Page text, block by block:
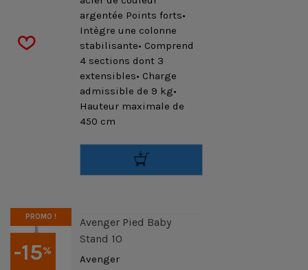
argentée Points forts•
Intègre une colonne
stabilisante• Comprend
4 sections dont 3
extensibles• Charge
admissible de 9 kg•
Hauteur maximale de
450 cm
-15%
PROMO !
Avenger Pied Baby
Stand 10
Avenger